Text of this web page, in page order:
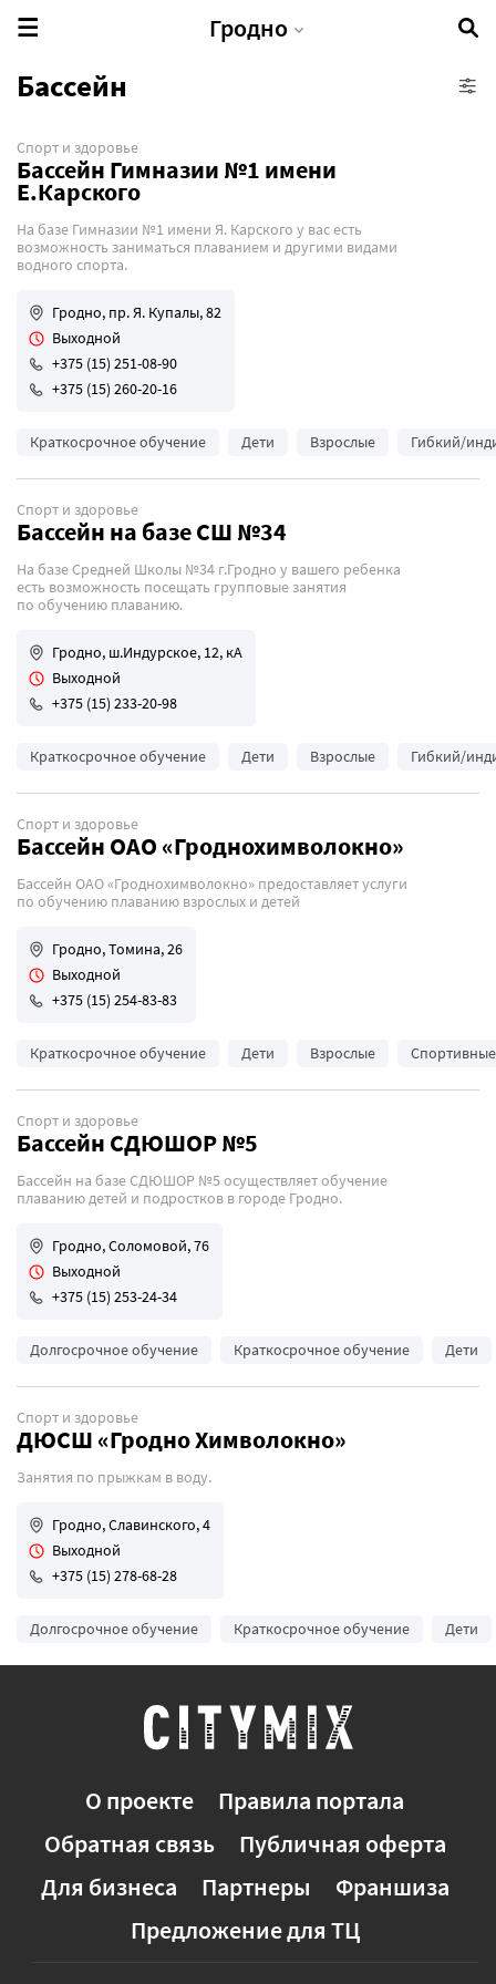
Гродно
IT-школы
Бизнес-курсы
Бьюти-курсы
Кулинарные курсы
Развивающие курсы
Творческие курсы
Языковые курсы
Бассейн
Спорт и здоровье
Бассейн Гимназии №1 имени
Е.Карского
На базе Гимназии №1 имени Я. Карского у вас есть
возможность заниматься плаванием и другими видами
водного спорта.
Гродно, пр. Я. Купалы, 82
Выходной
+375 (15) 251-08-90
+375 (15) 260-20-16
Краткосрочное обучение Дети Взрослые Гибкий/
Спорт и здоровье
Бассейн на базе СШ №34
На базе Средней Школы №34 г.Гродно у вашего ребенка
есть возможность посещать групповые занятия
по обучению плаванию.
Гродно, ш.Индурское, 12, кА
Выходной
+375 (15) 233-20-98
Краткосрочное обучение Дети Взрослые Гибкий/
Спорт и здоровье
Бассейн ОАО «Гроднохимволокно»
Бассейн ОАО «Гроднохимволокно» предоставляет услуги
по обучению плаванию взрослых и детей
Гродно, Томина, 26
Выходной
+375 (15) 254-83-83
Краткосрочное обучение Дети Взрослые
Спорт и здоровье
Бассейн СДЮШОР №5
Бассейн на базе СДЮШОР №5 осуществляет обучение
плаванию детей и подростков в городе Гродно.
Гродно, Соломовой, 76
Выходной
+375 (15) 253-24-34
Долгосрочное обучение Краткосрочное обучение Дети
Спорт и здоровье
ДЮСШ «Гродно Химволокно»
Занятия по прыжкам в воду.
Гродно, Славинского, 4
Выходной
+375 (15) 278-68-28
Долгосрочное обучение Краткосрочное обучение Дети
О проекте
Правила портала
Обратная связь
Публичная оферта
Для бизнеса
Партнеры
Франшиза
Предложение для ТЦ